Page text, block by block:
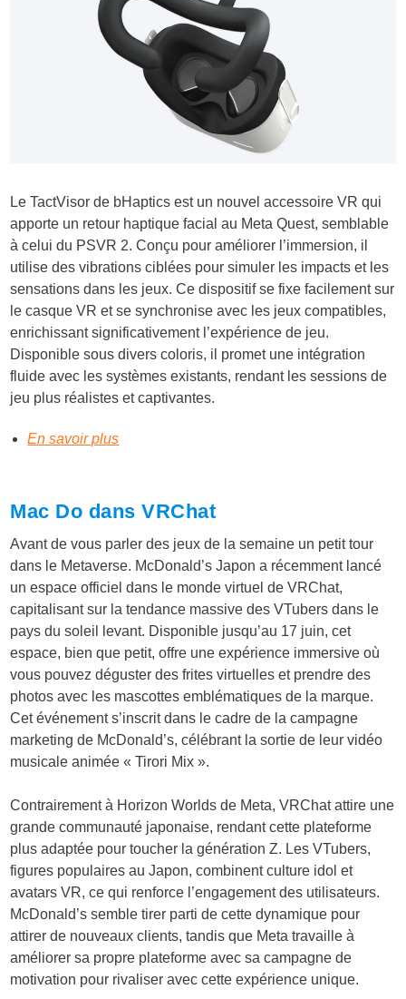
Le TactVisor de bHaptics est un nouvel accessoire VR qui
apporte un retour haptique facial au Meta Quest, semblable
à celui du PSVR 2. Conçu pour améliorer l’immersion, il
utilise des vibrations ciblées pour simuler les impacts et les
sensations dans les jeux. Ce dispositif se fixe facilement sur
le casque VR et se synchronise avec les jeux compatibles,
enrichissant significativement l’expérience de jeu.
Disponible sous divers coloris, il promet une intégration
fluide avec les systèmes existants, rendant les sessions de
jeu plus réalistes et captivantes.
En savoir plus
Mac Do dans VRChat
Avant de vous parler des jeux de la semaine un petit tour
dans le Metaverse. McDonald’s Japon a récemment lancé
un espace officiel dans le monde virtuel de VRChat,
capitalisant sur la tendance massive des VTubers dans le
pays du soleil levant. Disponible jusqu’au 17 juin, cet
espace, bien que petit, offre une expérience immersive où
vous pouvez déguster des frites virtuelles et prendre des
photos avec les mascottes emblématiques de la marque.
Cet événement s’inscrit dans le cadre de la campagne
marketing de McDonald’s, célébrant la sortie de leur vidéo
musicale animée « Tirori Mix ».
Contrairement à Horizon Worlds de Meta, VRChat attire une
grande communauté japonaise, rendant cette plateforme
plus adaptée pour toucher la génération Z. Les VTubers,
figures populaires au Japon, combinent culture idol et
avatars VR, ce qui renforce l’engagement des utilisateurs.
McDonald’s semble tirer parti de cette dynamique pour
attirer de nouveaux clients, tandis que Meta travaille à
améliorer sa propre plateforme avec sa campagne de
motivation pour rivaliser avec cette expérience unique.